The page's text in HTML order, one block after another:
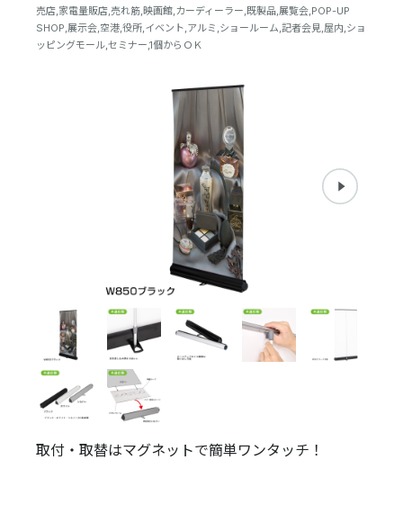
売店,家電量販店,売れ筋,映画館,カーディーラー,既製品,展覧会,POP-UP
SHOP,展示会,空港,役所,イベント,アルミ,ショールーム,記者会見,屋内,ショ
ッピングモール,セミナー,1個からＯＫ
取付・取替はマグネットで簡単ワンタッチ！